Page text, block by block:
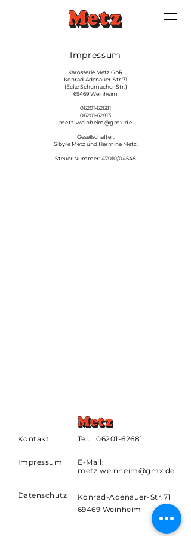
Impressum
Karosserie Metz GbR
Konrad-Adenauer-Str.71
(Ecke Schumacher Str.)
69469 Weinheim
06201-62681
06201-62813
metz.weinheim@gmx.de
Gesellschafter:
Sibylle Metz und Hermine Metz.
Steuer Nummer: 47010/04548
Kontakt Tel.:06201-62681
Impressum
E-Mail:
metz.weinheim@gmx.de
Datenschutz
Konrad-Adenauer-Str.71
69469 Weinheim